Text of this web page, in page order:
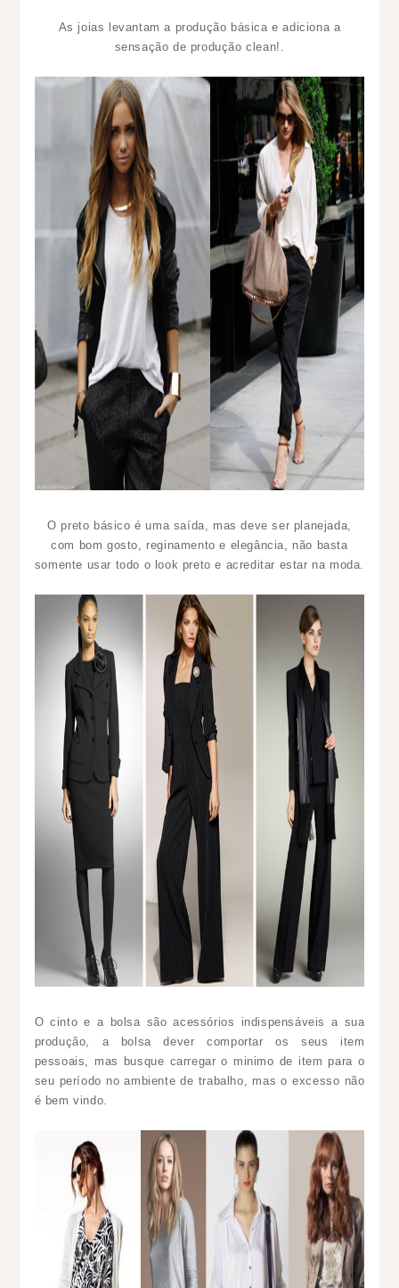
As joias levantam a produção básica e adiciona a
sensação de produção clean!.
O preto básico é uma saída, mas deve ser planejada,
com bom gosto, reginamento e elegância, não basta
somente usar todo o look preto e acreditar estar na moda.
O cinto e a bolsa são acessórios indispensáveis a sua
produção, a bolsa dever comportar os seus item
pessoais, mas busque carregar o minimo de item para o
seu período no ambiente de trabalho, mas o excesso não
é bem vindo.